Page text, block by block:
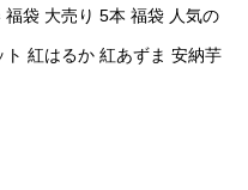
袋 大売り 5本 福袋 人気の
紅はるか 紅あずま 安納芋